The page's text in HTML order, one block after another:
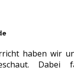
haben wir
Dabei